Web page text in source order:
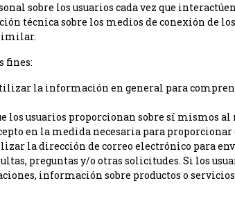
sobre los usuarios cada vez que
técnica sobre los medios de conexión de
fines:
la información en general para
usuarios proporcionan sobre sí mismos
en la medida necesaria para proporcionar
la dirección de correo electrónico para
preguntas y/o otras solicitudes. Si los
información sobre productos o